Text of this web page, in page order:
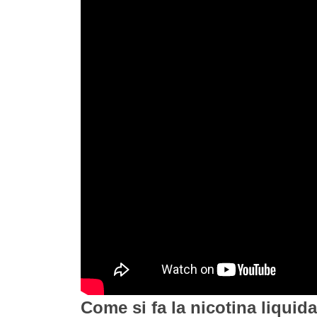
Come si fa la nicotina